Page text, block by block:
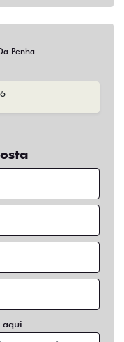
Penha